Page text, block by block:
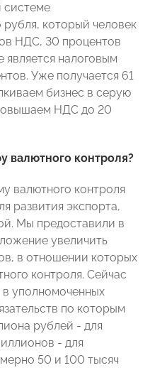
системе
который человек
НДС, 30 процентов
является налоговым
Уже получается 61
бизнес в серую
НДС до 20
валютного контроля?
валютного контроля
развития экспорта,
Мы предоставили в
увеличить
в отношении которых
контроля. Сейчас
в уполномоченных
по которым
рублей - для
- для
50 и 100 тысяч